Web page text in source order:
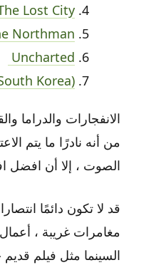
Lost City
Northman
Uncharted
Korea)
الانفجارات والدراما
من أنه نادرًا ما يتم
الصوت ، إلا أن افضل
قد لا تكون دائمًا
مغامرات غريبة ،
السينما مثل فيلم